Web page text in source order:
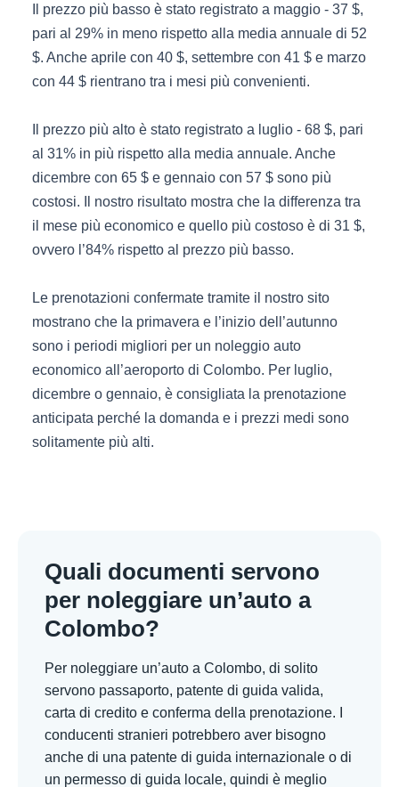
Il prezzo più basso è stato registrato a maggio - 37 $,
pari al 29% in meno rispetto alla media annuale di 52
$. Anche aprile con 40 $, settembre con 41 $ e marzo
con 44 $ rientrano tra i mesi più convenienti.
Il prezzo più alto è stato registrato a luglio - 68 $, pari
al 31% in più rispetto alla media annuale. Anche
dicembre con 65 $ e gennaio con 57 $ sono più
costosi. Il nostro risultato mostra che la differenza tra
il mese più economico e quello più costoso è di 31 $,
ovvero l’84% rispetto al prezzo più basso.
Le prenotazioni confermate tramite il nostro sito
mostrano che la primavera e l’inizio dell’autunno
sono i periodi migliori per un noleggio auto
economico all’aeroporto di Colombo. Per luglio,
dicembre o gennaio, è consigliata la prenotazione
anticipata perché la domanda e i prezzi medi sono
solitamente più alti.
Quali documenti servono
per noleggiare un’auto a
Colombo?
Per noleggiare un’auto a Colombo, di solito
servono passaporto, patente di guida valida,
carta di credito e conferma della prenotazione. I
conducenti stranieri potrebbero aver bisogno
anche di una patente di guida internazionale o di
un permesso di guida locale, quindi è meglio